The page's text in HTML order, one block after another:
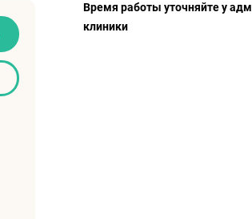
Время работы уточняйте у
клиники